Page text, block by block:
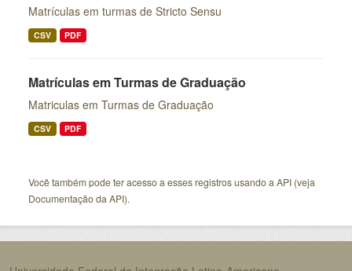
Matrículas em turmas de Stricto Sensu
CSV PDF
Matrículas em Turmas de Graduação
Matriculas em Turmas de Graduação
CSV PDF
Você também pode ter acesso a esses registros usando a API (veja
Documentação da API).